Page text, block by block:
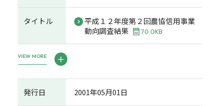
タイトル
平成１２年度第２回農協信用事業
動向調査結果
70.0KB
VIEW MORE
発行日 2001年05月01日